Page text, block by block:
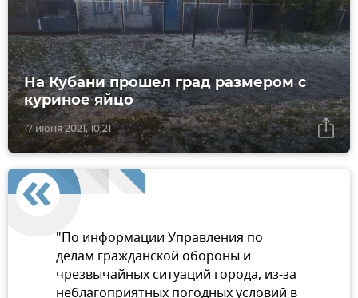
17 июня 2021, 10:21
На Кубани прошел град размером с
куриное яйцо
"По информации Управления по
делам гражданской обороны и
чрезвычайных ситуаций города, из-за
неблагоприятных погодных условий в